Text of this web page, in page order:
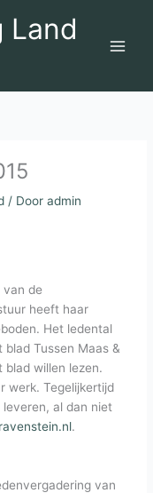
Land
/ Dooradmin
van de
heeft haar
Het ledental
Tussen Maas &
blad willen lezen.
werk. Tegelijkertijd
al dan niet
.
van